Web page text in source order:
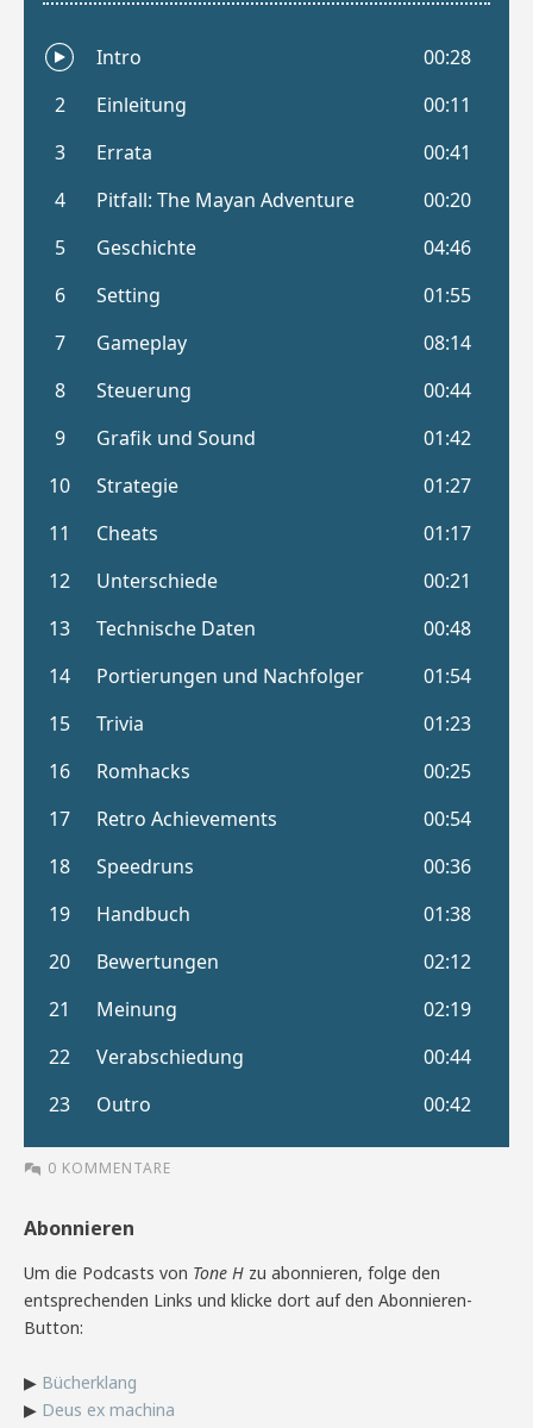
0 KOMMENTARE
Abonnieren
Um die Podcasts von Tone H zu abonnieren, folge den
entsprechenden Links und klicke dort auf den Abonnieren-
Button:
▶ Bücherklang
▶ Deus ex machina